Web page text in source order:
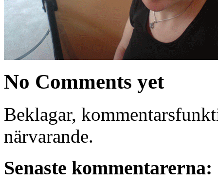
No Comments yet
Beklagar,
närvarande.
Senaste kommentarerna: